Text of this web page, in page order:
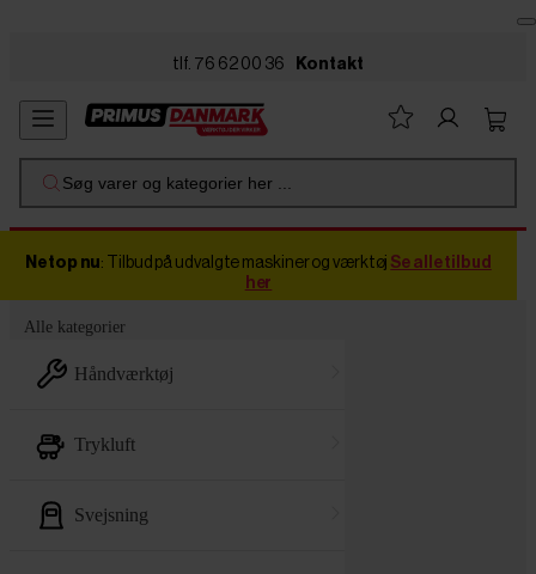
tlf. 76 62 00 36 Kontakt
Søg varer og kategorier her ...
Netop nu: Tilbud på udvalgte maskiner og værktøj Se alle tilbud
her
Alle kategorier
håndværktøj
trykluft
svejsning